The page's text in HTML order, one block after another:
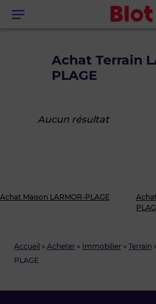
Menu
Accueil » Acheter » Immobilier » Terrain »
PLAGE
Achat Terrain
PLAGE
Aucun résultat
Achat Maison LARMOR-PLAGE